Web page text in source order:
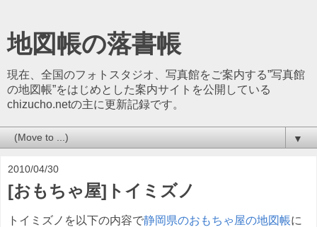
地図帳の落書帳
現在、全国のフォトスタジオ、写真館をご案内する”写真館
の地図帳”をはじめとした案内サイトを公開している
chizucho.netの主に更新記録です。
▼
2010/04/30
[おもちゃ屋]トイミズノ
トイミズノを以下の内容で静岡県のおもちゃ屋の地図帳に